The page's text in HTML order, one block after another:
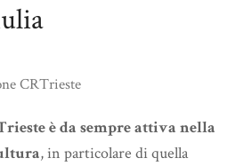
CRTrieste
è da sempre attiva nella
, in particolare di quella